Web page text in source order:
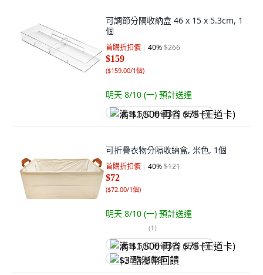
可調節分隔收納盒 46 x 15 x 5.3cm, 1
個
首購折扣價 40%$266
$159
($159.00/1個)
明天 8/10 (一) 預計送達
满 $1,500 再省 $75 (王道卡)
可折疊衣物分隔收納盒, 米色, 1個
首購折扣價 40%$121
$72
($72.00/1個)
明天 8/10 (一) 預計送達
(1)
满 $1,500 再省 $75 (王道卡)
$3 酷澎幣回饋